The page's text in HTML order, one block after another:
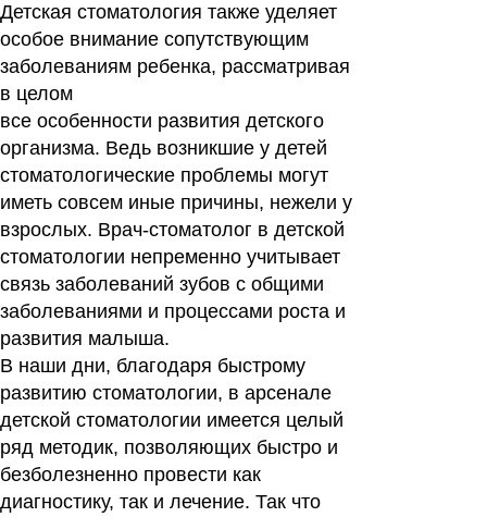
Детская стоматология также уделяет
особое внимание сопутствующим
заболеваниям ребенка, рассматривая
в целом
все особенности развития детского
организма. Ведь возникшие у детей
стоматологические проблемы могут
иметь совсем иные причины, нежели у
взрослых. Врач-стоматолог в детской
стоматологии непременно учитывает
связь заболеваний зубов с общими
заболеваниями и процессами роста и
развития малыша.
В наши дни, благодаря быстрому
развитию стоматологии, в арсенале
детской стоматологии имеется целый
ряд методик, позволяющих быстро и
безболезненно провести как
диагностику, так и лечение. Так что